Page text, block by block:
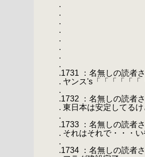
.
.
.
.
.
.
.
.
.1731 ：名無しの読者
. ヤンス's「「「「「「
.
.1732 ：名無しの読者
. 東日本は安定してる
.
.1733 ：名無しの読者
. それはそれで・・・
.
.1734 ：名無しの読者